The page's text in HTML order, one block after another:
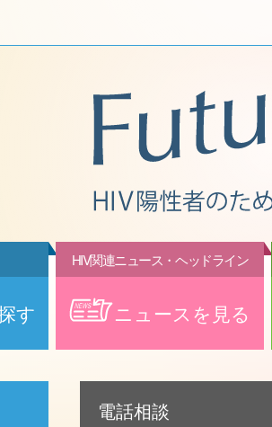
す ニュースを見る
HIV関連ニュース・ヘッドライン
電話相談